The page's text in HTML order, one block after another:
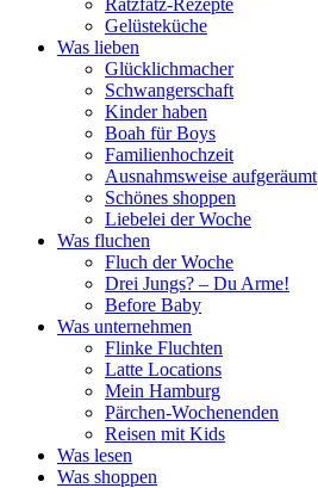
Ratzfatz-Rezepte
Gelüsteküche
Was lieben
Glücklichmacher
Schwangerschaft
Kinder haben
Boah für Boys
Familienhochzeit
Ausnahmsweise aufgeräumt
Schönes shoppen
Liebelei der Woche
Was fluchen
Fluch der Woche
Drei Jungs? – Du Arme!
Before Baby
Was unternehmen
Flinke Fluchten
Latte Locations
Mein Hamburg
Pärchen-Wochenenden
Reisen mit Kids
Was lesen
Was shoppen